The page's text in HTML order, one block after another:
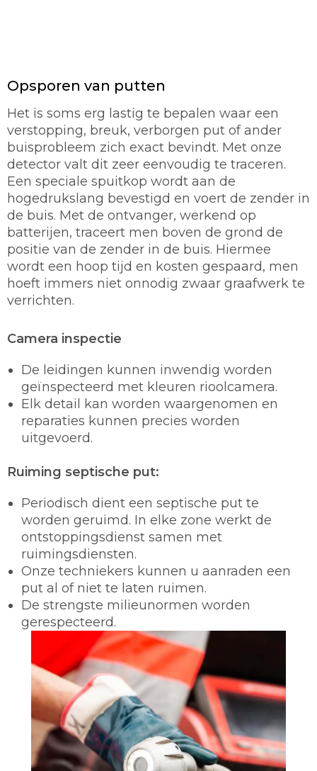
Opsporen van putten
Het is soms erg lastig te bepalen waar een
verstopping, breuk, verborgen put of ander
buisprobleem zich exact bevindt. Met onze
detector valt dit zeer eenvoudig te traceren.
Een speciale spuitkop wordt aan de
hogedrukslang bevestigd en voert de zender in
de buis. Met de ontvanger, werkend op
batterijen, traceert men boven de grond de
positie van de zender in de buis. Hiermee
wordt een hoop tijd en kosten gespaard, men
hoeft immers niet onnodig zwaar graafwerk te
verrichten.
Camera inspectie
De leidingen kunnen inwendig worden
geïnspecteerd met kleuren rioolcamera.
Elk detail kan worden waargenomen en
reparaties kunnen precies worden
uitgevoerd.
Ruiming septische put:
Periodisch dient een septische put te
worden geruimd. In elke zone werkt de
ontstoppingsdienst samen met
ruimingsdiensten.
Onze techniekers kunnen u aanraden een
put al of niet te laten ruimen.
De strengste milieunormen worden
gerespecteerd.